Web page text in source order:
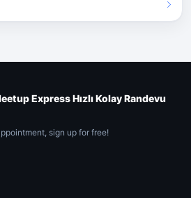
Express Hızlı Kolay Randevu
sign up for free!